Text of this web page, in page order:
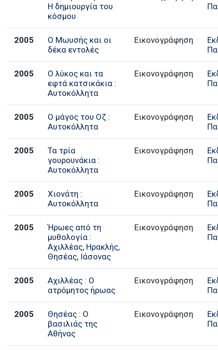
Η δημιουργία του
κόσμου
2005
Ο Μωυσής και οι
δέκα εντολές
Εικονογράφηση
2005
Ο λύκος και τα
εφτά κατσικάκια :
Αυτοκόλλητα
Εικονογράφηση
2005
Ο μάγος του Οζ :
Αυτοκόλλητα
Εικονογράφηση
2005
Τα τρία
γουρουνάκια :
Αυτοκόλλητα
Εικονογράφηση
2005
Χιονάτη :
Αυτοκόλλητα
Εικονογράφηση
2005
Ήρωες από τη
μυθολογία :
Αχιλλέας, Ηρακλής,
Θησέας, Ιάσονας
Εικονογράφηση
2005
Αχιλλέας : Ο
ατρόμητος ήρωας
Εικονογράφηση
2005
Θησέας : O
βασιλιάς της
Αθήνας
Εικονογράφηση